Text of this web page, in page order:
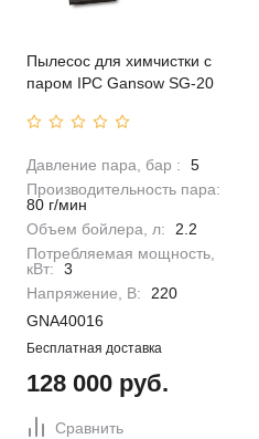
Пылесос для химчистки с
паром IPC Gansow SG-20
Давление пара, бар :
5
Производительность пара:
80 г/мин
Объем бойлера, л:
2.2
Потребляемая мощность,
кВт:
3
Напряжение, В:
220
GNA40016
Бесплатная доставка
128 000 руб.
Сравнить